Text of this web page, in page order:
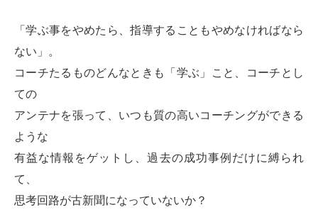
「学ぶ事をやめたら、指導することもやめなければなら
ない」。
コーチたるものどんなときも「学ぶ」こと、コーチとし
ての
アンテナを張って、いつも質の高いコーチングができる
ような
有益な情報をゲットし、過去の成功事例だけに縛られ
て、
思考回路が古新聞になっていないか？